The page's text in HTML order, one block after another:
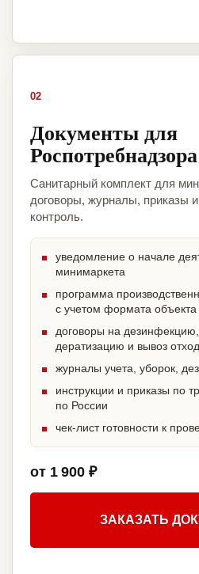
02
Документы для
Роспотребнадзора
Санитарный комплект для
договоры, журналы, приказы
контроль.
уведомление о начале
минимаркета
программа
с учетом формата объекта
договоры на дезинфекцию,
дератизацию и вывоз
журналы учета, уборок,
инструкции и приказы по
по России
чек-лист готовности к
от 1 900 ₽
ЗАКАЗАТЬ